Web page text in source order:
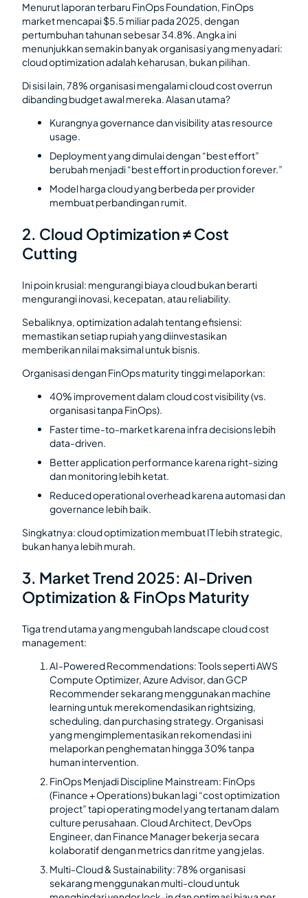
Menurut laporan terbaru FinOps Foundation, FinOps
market mencapai $5.5 miliar pada 2025, dengan
pertumbuhan tahunan sebesar 34.8%. Angka ini
menunjukkan semakin banyak organisasi yang menyadari:
cloud optimization adalah keharusan, bukan pilihan.
Di sisi lain, 78% organisasi mengalami cloud cost overrun
dibanding budget awal mereka. Alasan utama?
Kurangnya governance dan visibility atas resource
usage.
Deployment yang dimulai dengan “best effort”
berubah menjadi “best effort in production forever.”
Model harga cloud yang berbeda per provider
membuat perbandingan rumit.
2. Cloud Optimization ≠ Cost
Cutting
Ini poin krusial: mengurangi biaya cloud bukan berarti
mengurangi inovasi, kecepatan, atau reliability.
Sebaliknya, optimization adalah tentang efisiensi:
memastikan setiap rupiah yang diinvestasikan
memberikan nilai maksimal untuk bisnis.
Organisasi dengan FinOps maturity tinggi melaporkan:
40% improvement dalam cloud cost visibility (vs.
organisasi tanpa FinOps).
Faster time-to-market karena infra decisions lebih
data-driven.
Better application performance karena right-sizing
dan monitoring lebih ketat.
Reduced operational overhead karena automasi dan
governance lebih baik.
Singkatnya: cloud optimization membuat IT lebih strategic,
bukan hanya lebih murah.
3. Market Trend 2025: AI-Driven
Optimization & FinOps Maturity
Tiga trend utama yang mengubah landscape cloud cost
management:
AI-Powered Recommendations: Tools seperti AWS
Compute Optimizer, Azure Advisor, dan GCP
Recommender sekarang menggunakan machine
learning untuk merekomendasikan rightsizing,
scheduling, dan purchasing strategy. Organisasi
yang mengimplementasikan rekomendasi ini
melaporkan penghematan hingga 30% tanpa
human intervention.
FinOps Menjadi Discipline Mainstream: FinOps
(Finance + Operations) bukan lagi “cost optimization
project” tapi operating model yang tertanam dalam
culture perusahaan. Cloud Architect, DevOps
Engineer, dan Finance Manager bekerja secara
kolaboratif dengan metrics dan ritme yang jelas.
Multi-Cloud & Sustainability: 78% organisasi
sekarang menggunakan multi-cloud untuk